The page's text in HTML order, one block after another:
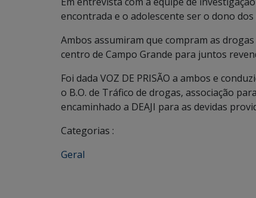
encontrada e o adolescente ser o dono
Ambos assumiram que compram as
centro de Campo Grande para juntos
Foi dada VOZ DE PRISÃO a ambos e
o B.O. de Tráfico de drogas, associação
encaminhado a DEAJI para as devidas
Categorias :
Geral